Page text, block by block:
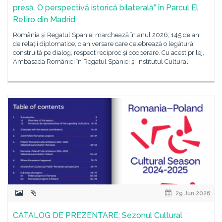
presă. O perspectivă istorică bilaterală” în Parcul El
Retiro din Madrid
România și Regatul Spaniei marchează în anul 2026, 145 de ani
de relații diplomatice, o aniversare care celebrează o legătură
construită pe dialog, respect reciproc și cooperare. Cu acest prilej,
Ambasada României în Regatul Spaniei și Institutul Cultural
29 Jun 2026
CATALOG DE PREZENTARE: Sezonul Cultural